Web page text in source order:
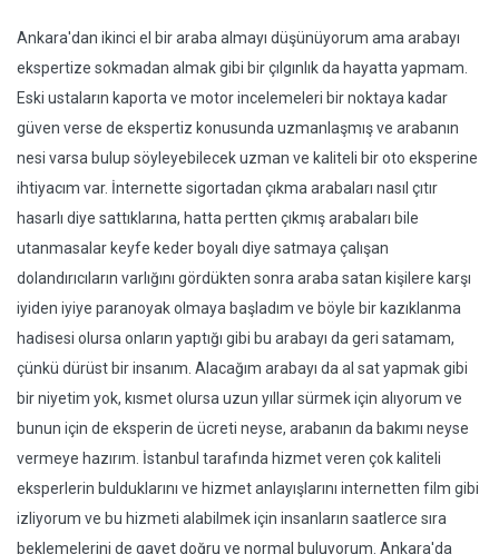
Ankara'dan ikinci el bir araba almayı düşünüyorum ama arabayı
ekspertize sokmadan almak gibi bir çılgınlık da hayatta yapmam.
Eski ustaların kaporta ve motor incelemeleri bir noktaya kadar
güven verse de ekspertiz konusunda uzmanlaşmış ve arabanın
nesi varsa bulup söyleyebilecek uzman ve kaliteli bir oto eksperine
ihtiyacım var. İnternette sigortadan çıkma arabaları nasıl çıtır
hasarlı diye sattıklarına, hatta pertten çıkmış arabaları bile
utanmasalar keyfe keder boyalı diye satmaya çalışan
dolandırıcıların varlığını gördükten sonra araba satan kişilere karşı
iyiden iyiye paranoyak olmaya başladım ve böyle bir kazıklanma
hadisesi olursa onların yaptığı gibi bu arabayı da geri satamam,
çünkü dürüst bir insanım. Alacağım arabayı da al sat yapmak gibi
bir niyetim yok, kısmet olursa uzun yıllar sürmek için alıyorum ve
bunun için de eksperin de ücreti neyse, arabanın da bakımı neyse
vermeye hazırım. İstanbul tarafında hizmet veren çok kaliteli
eksperlerin bulduklarını ve hizmet anlayışlarını internetten film gibi
izliyorum ve bu hizmeti alabilmek için insanların saatlerce sıra
beklemelerini de gayet doğru ve normal buluyorum. Ankara'da